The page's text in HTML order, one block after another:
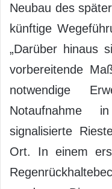
Neubau des
künftige
„Darüber hinaus
vorbereitende
notwendige
Notaufnahme
signalisierte
Ort. In einem